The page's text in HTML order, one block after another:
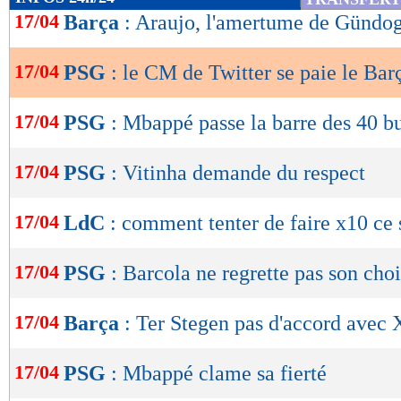
de
OK
17/04 Barça : Araujo, l'amertume de
17/04 PSG : le CM de Twitter se paie le
17/04 PSG : Mbappé passe la barre des 40
17/04 PSG : Vitinha demande du respect
17/04 LdC : comment tenter de faire x10 ce
17/04 PSG : Barcola ne regrette pas son
17/04 Barça : Ter Stegen pas d'accord avec
17/04 PSG : Mbappé clame sa fierté